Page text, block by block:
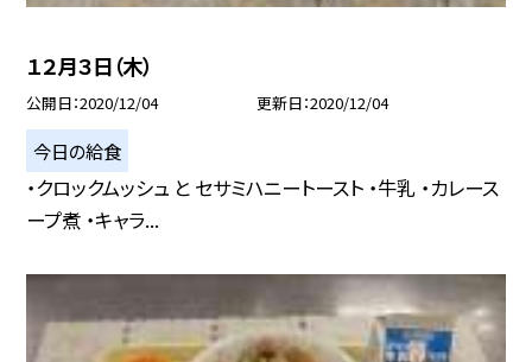
１２月３日（木）
公開日 2020/12/04 更新日 2020/12/04
今日の給食
・クロックムッシュ と セサミハニートースト ・牛乳 ・カレース
ープ煮 ・キャラ...